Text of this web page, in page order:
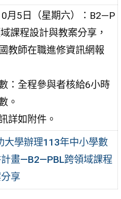
月5日（星期六）：B2—P
課程設計與教案分享，
教師在職進修資訊網報
：全程參與者核給6小時
。
詳如附件。
大學辦理113年中小學數
畫—B2—PBL跨領域課程
享